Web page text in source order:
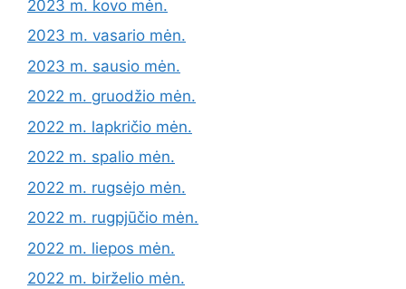
2023 m. kovo mėn.
2023 m. vasario mėn.
2023 m. sausio mėn.
2022 m. gruodžio mėn.
2022 m. lapkričio mėn.
2022 m. spalio mėn.
2022 m. rugsėjo mėn.
2022 m. rugpjūčio mėn.
2022 m. liepos mėn.
2022 m. birželio mėn.